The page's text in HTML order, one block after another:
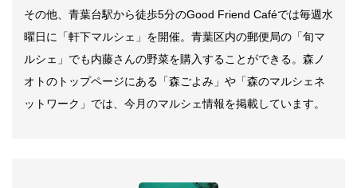
その他、青葉台駅から徒歩5分のGood Friend Caféでは毎週水
曜日に「軒下マルシェ」を開催。青葉区内の郵便局の「旬マ
ルシェ」でも内藤さんの野菜を購入することができる。森ノ
オトのトップページにある「森ごよみ」や「森のマルシェネ
ットワーク」では、今月のマルシェ情報を掲載しています。